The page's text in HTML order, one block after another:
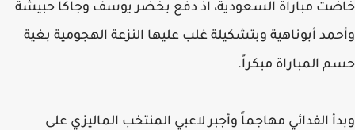
خاضت مباراة السعودية، اذ دفع بخضر يوسف وجاكا حبيشة
وأحمد أبوناهية وبتشكيلة غلب عليها النزعة الهجومية بغية
حسم المباراة مبكراً.
وبدأ الفدائي مهاجماً وأجبر لاعبي المنتخب الماليزي على